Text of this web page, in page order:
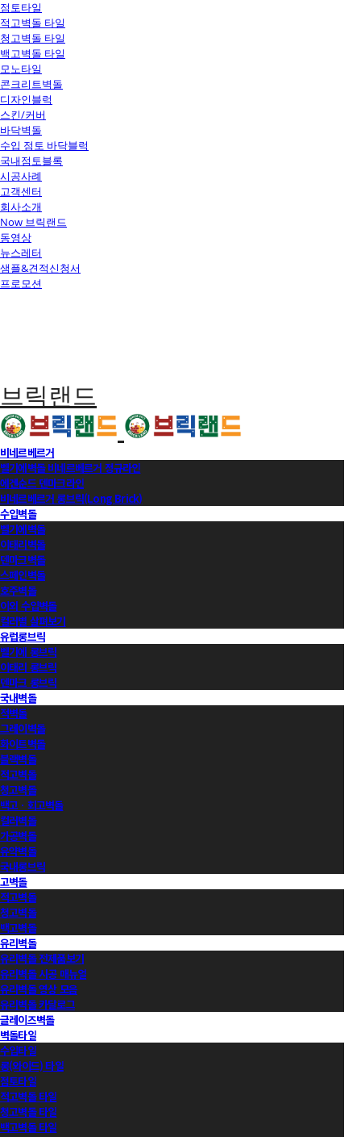
점토타일
적고벽돌 타일
청고벽돌 타일
백고벽돌 타일
모노타일
콘크리트벽돌
디자인블럭
스킨/커버
바닥벽돌
수입 점토 바닥블럭
국내점토블록
시공사례
고객센터
회사소개
Now 브릭랜드
동영상
뉴스레터
샘플&견적신청서
프로모션
브릭랜드
비네르베르거
벨기에벽돌 비네르베르거 정규라인
에겐순드 덴마크라인
비네르베르거 롱브릭(Long Brick)
수입벽돌
벨기에벽돌
이태리벽돌
덴마크벽돌
스페인벽돌
호주벽돌
이외 수입벽돌
컬러별 살펴보기
유럽롱브릭
벨기에 롱브릭
이태리 롱브릭
덴마크 롱브릭
국내벽돌
적벽돌
그레이벽돌
화이트벽돌
블랙벽돌
적고벽돌
청고벽돌
백고ㆍ회고벽돌
컬러벽돌
가공벽돌
유약벽돌
국내롱브릭
고벽돌
적고벽돌
청고벽돌
백고벽돌
유리벽돌
유리벽돌 전제품보기
유리벽돌 시공 매뉴얼
유리벽돌 영상 모음
유리벽돌 카달로그
글레이즈벽돌
벽돌타일
수입타일
롱(와이드) 타일
점토타일
적고벽돌 타일
청고벽돌 타일
백고벽돌 타일